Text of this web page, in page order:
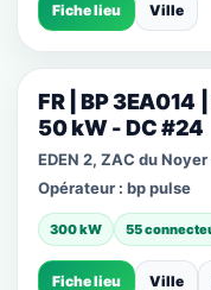
Fiche lieu Ville
FR | BP 3EA014
50 kW - DC #24
EDEN 2, ZAC du
Opérateur : bp pulse
300 kW 55
Fiche lieu Ville